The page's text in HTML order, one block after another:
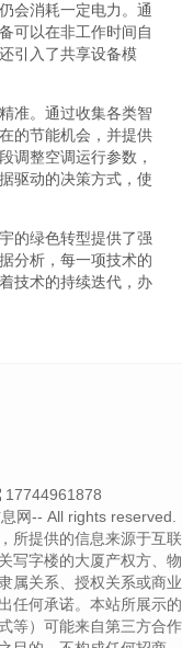
会消耗一定电力。通
可以在非工作时间自
引入了共享设备模
准。通过收集各类智
的节能机会，并提供
调整空调运行参数，
驱动的决策方式，使
的绿色转型提供了强
分析，每一项技术的
技术的持续迭代，办
17744961878
网-- All rights reserved.
所提供的信息来源于互联
写字楼的大厦产权方、物
属关系、授权关系或商业
任何承诺。本站所展示的
等）可能来自第三方合作